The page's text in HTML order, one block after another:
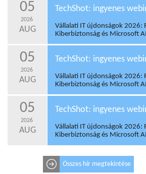
05
2026
AUG
TechShot: ingyenes
Vállalati IT újdonságok 2026:
Kiberbiztonság és Microsoft
05
2026
AUG
TechShot: ingyenes
Vállalati IT újdonságok 2026:
Kiberbiztonság és Microsoft
05
2026
AUG
TechShot: ingyenes
Vállalati IT újdonságok 2026:
Kiberbiztonság és Microsoft
Összes hír megtekintése